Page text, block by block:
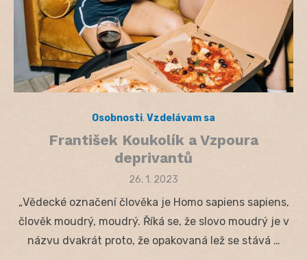
Osobnosti,Vzdelávam sa
František Koukolík a Vzpoura
deprivantů
Posted
26. 1. 2023
„Vědecké označení člověka je Homo sapiens sapiens,
člověk moudrý, moudrý. Říká se, že slovo moudrý je v
názvu dvakrát proto, že opakovaná lež se stává …